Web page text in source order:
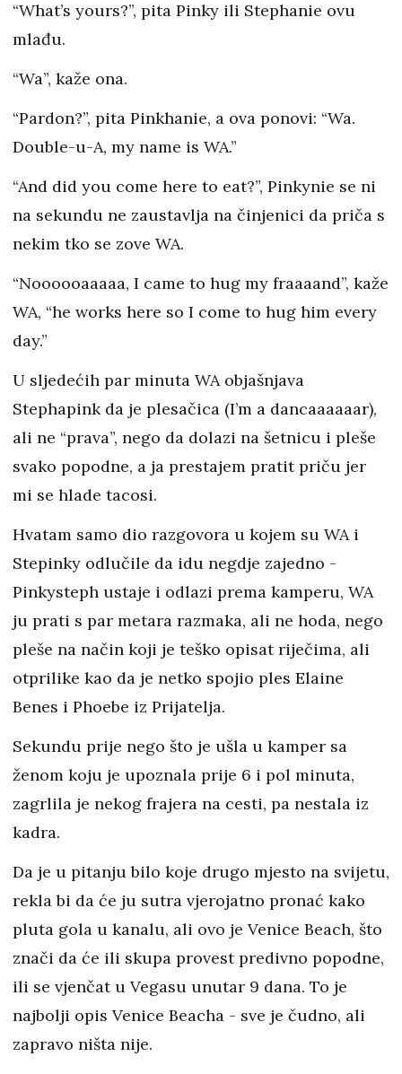
“What’s yours?”, pita Pinky ili Stephanie ovu
mlađu.
“Wa”, kaže ona.
“Pardon?”, pita Pinkhanie, a ova ponovi: “Wa.
Double-u-A, my name is WA.”
“And did you come here to eat?”, Pinkynie se ni
na sekundu ne zaustavlja na činjenici da priča s
nekim tko se zove WA.
“Noooooaaaaa, I came to hug my fraaaand”, kaže
WA, “he works here so I come to hug him every
day.”
U sljedećih par minuta WA objašnjava
Stephapink da je plesačica (I’m a dancaaaaaar),
ali ne “prava”, nego da dolazi na šetnicu i pleše
svako popodne, a ja prestajem pratit priču jer
mi se hlade tacosi.
Hvatam samo dio razgovora u kojem su WA i
Stepinky odlučile da idu negdje zajedno -
Pinkysteph ustaje i odlazi prema kamperu, WA
ju prati s par metara razmaka, ali ne hoda, nego
pleše na način koji je teško opisat riječima, ali
otprilike kao da je netko spojio ples Elaine
Benes i Phoebe iz Prijatelja.
Sekundu prije nego što je ušla u kamper sa
ženom koju je upoznala prije 6 i pol minuta,
zagrlila je nekog frajera na cesti, pa nestala iz
kadra.
Da je u pitanju bilo koje drugo mjesto na svijetu,
rekla bi da će ju sutra vjerojatno pronać kako
pluta gola u kanalu, ali ovo je Venice Beach, što
znači da će ili skupa provest predivno popodne,
ili se vjenčat u Vegasu unutar 9 dana. To je
najbolji opis Venice Beacha - sve je čudno, ali
zapravo ništa nije.